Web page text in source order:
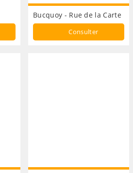
Bucquoy - Rue de la Carte
Consulter